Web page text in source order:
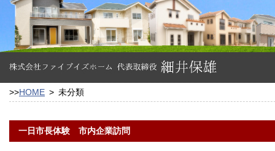
>>HOME > 未分類
一日市長体験 市内企業訪問